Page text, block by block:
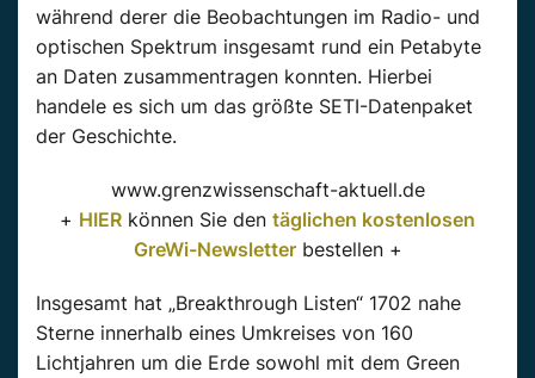
während derer die Beobachtungen im Radio- und
optischen Spektrum insgesamt rund ein Petabyte
an Daten zusammentragen konnten. Hierbei
handele es sich um das größte SETI-Datenpaket
der Geschichte.
www.grenzwissenschaft-aktuell.de
+ HIER können Sie den täglichen kostenlosen
GreWi-Newsletterbestellen +
Insgesamt hat „Breakthrough Listen“ 1702 nahe
Sterne innerhalb eines Umkreises von 160
Lichtjahren um die Erde sowohl mit dem Green